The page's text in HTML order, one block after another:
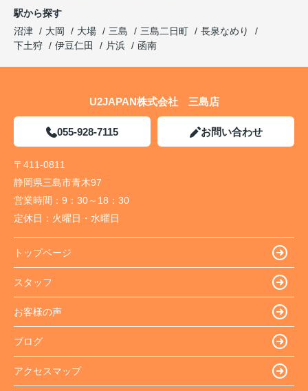
駅から探す
沼津
大岡 大場 三島 三島二日町
長泉なめり
下土狩
伊豆仁田 片浜 函南
U2JAPAN株式会社 三島店
055-928-7115 お問い合わせ
〒411-0811
静岡県三島市青木97
営業時間： 9：30～18：30
定休日： 火曜日・水曜日
トップページ
スタッフ
お客様の声
ブログ
アクセスマップ